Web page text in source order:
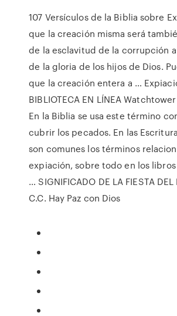
107 Versículos de la Biblia sobre
que la creación misma será
de la esclavitud de la corrupción
de la gloria de los hijos de Dios.
que la creación entera a …
BIBLIOTECA EN LÍNEA Watchtower
En la Biblia se usa este término
cubrir los pecados. En las
son comunes los términos
expiación, sobre todo en los
… SIGNIFICADO DE LA FIESTA DEL
C.C. Hay Paz con Dios